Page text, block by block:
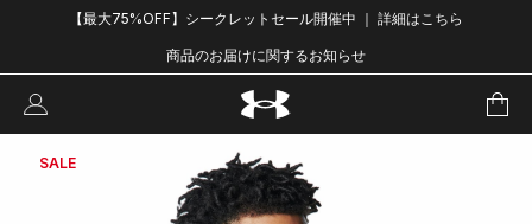
【最大75%OFF】シークレットセール開催中 ｜ 詳細はこちら
商品のお届けに関するお知らせ
SALE